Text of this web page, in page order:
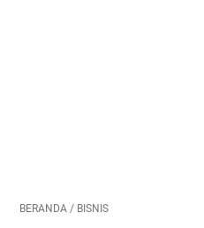
BERANDA / BISNIS